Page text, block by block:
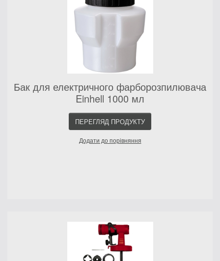
Бак для електричного фарборозпилювача
Einhell 1000 мл
ПЕРЕГЛЯД ПРОДУКТУ
Додати до порівняння